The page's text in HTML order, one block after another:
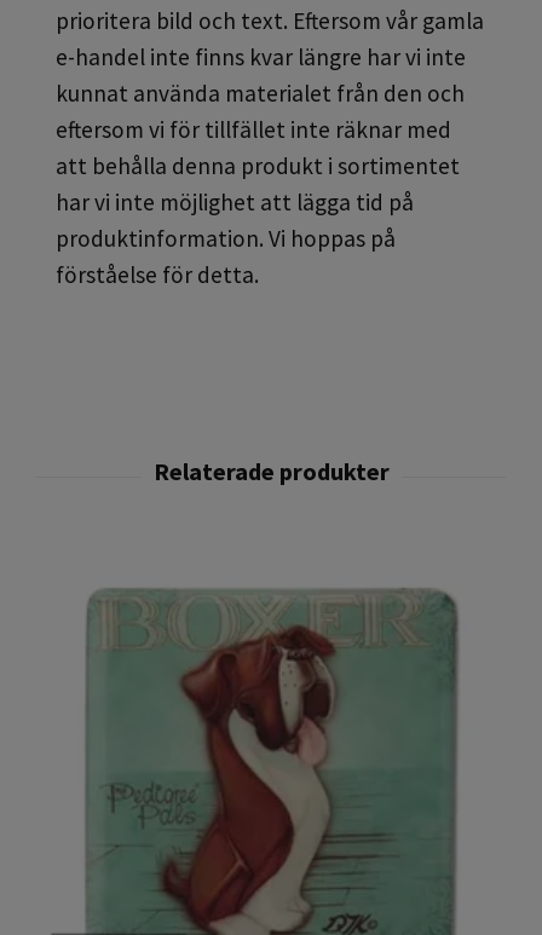
prioritera bild och text. Eftersom vår gamla
e-handel inte finns kvar längre har vi inte
kunnat använda materialet från den och
eftersom vi för tillfället inte räknar med
att behålla denna produkt i sortimentet
har vi inte möjlighet att lägga tid på
produktinformation. Vi hoppas på
förståelse för detta.